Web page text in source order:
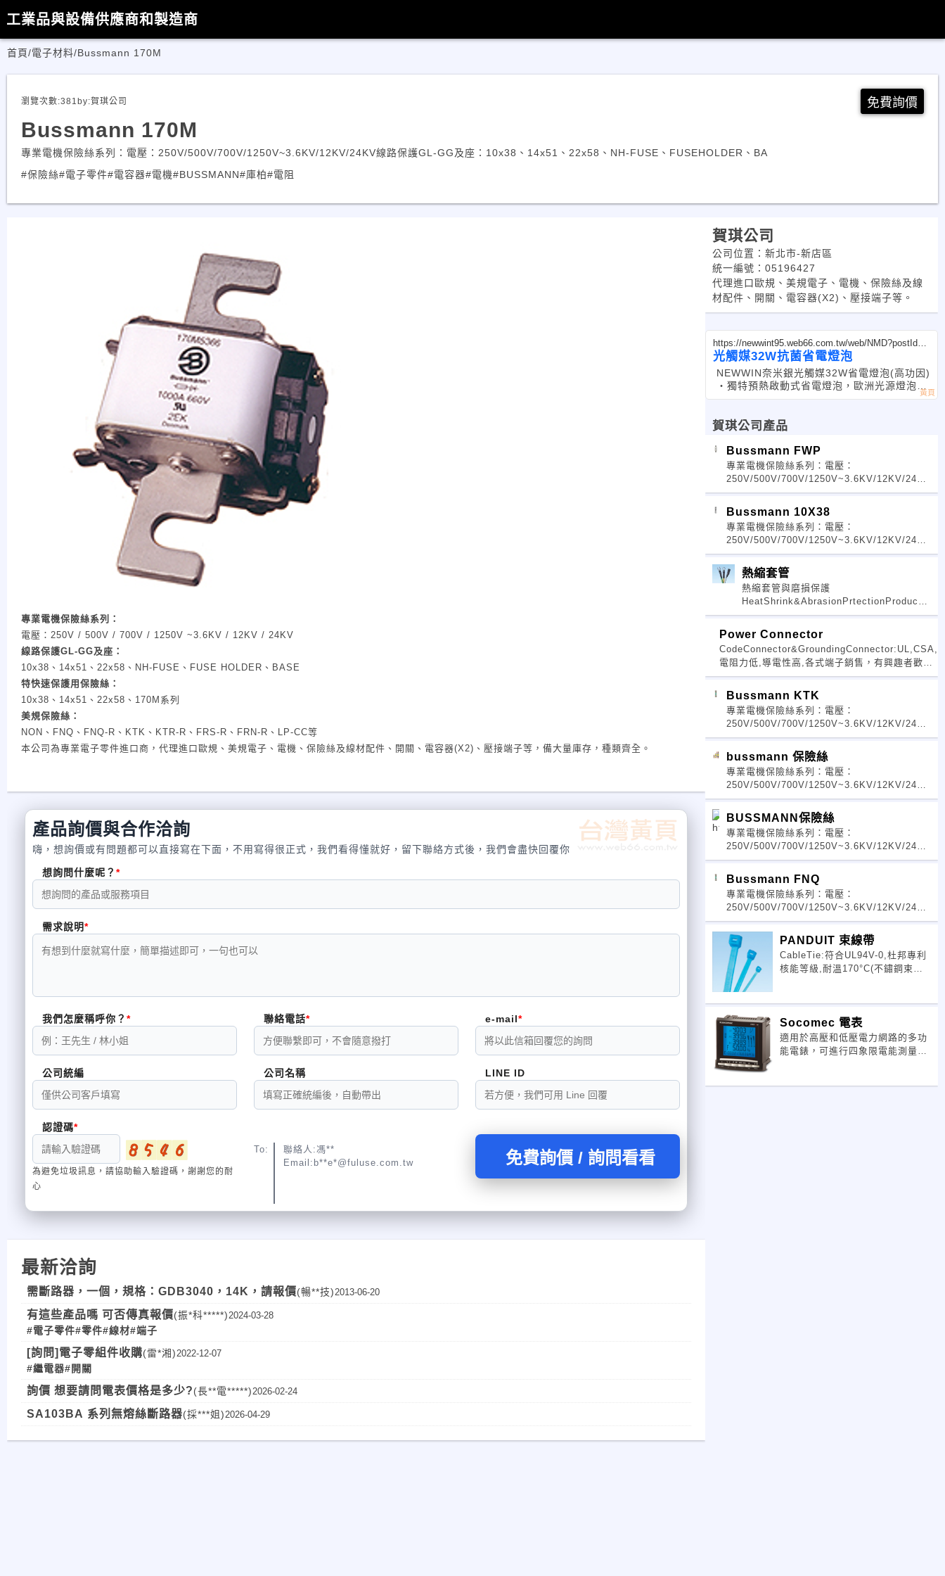
工業品與設備供應商和製造商
首頁/電子材料/Bussmann 170M
瀏覽次數:381 by:賀琪公司 免費詢價
Bussmann 170M
專業電機保險絲系列：電壓：250V/500V/700V/1250V~3.6KV/12KV/24KV線路保護GL-GG及座：10x38、14x51、22x58、NH-FUSE、FUSEHOLDER、BA
#保險絲#電子零件#電容器#電機#BUSSMANN#庫柏#電阻
專業電機保險絲系列：
電壓： 250V / 500V / 700V / 1250V ~3.6KV / 12KV / 24KV
線路保護GL-GG及座：
10x38 、 14x51 、 22x58 、 NH-FUSE 、 FUSE HOLDER 、 BASE
特快速保護用保險絲：
10x38 、 14x51 、 22x58 、 170M 系列
美規保險絲：
NON 、 FNQ 、 FNQ-R 、 KTK 、 KTR-R 、 FRS-R 、 FRN-R 、 LP-CC等
本公司為專業電子零件進口商，代理進口歐規、美規電子、電機、保險絲及線材配件、開關、電容器(X2) 、壓接端子等，備大量庫存，種類齊全。
產品詢價與合作洽詢
嗨，想詢價或有問題都可以直接寫在下面，不用寫得很正式，我們看得懂就好，留下聯絡方式後，我們會盡快回覆你
想詢問什麼呢？
需求說明
我們怎麼稱呼你？ 聯絡電話 e-mail
公司統編 公司名稱 LINE ID
認證碼
為避免垃圾訊息，請協助輸入驗證碼，謝謝您的耐
心
To:
聯絡人:馮**
Email:b**e*@fuluse.com.tw
免費詢價 / 詢問看看
最新洽詢
需斷路器，一個，規格：GDB3040，14K，請報價(暢**技) 2013-06-20
有這些產品嗎 可否傳真報價(振*科*****) 2024-03-28
#電子零件#零件#線材#端子
[詢問]電子零組件收購(雷*湘) 2022-12-07
#繼電器#開關
詢價 想要請問電表價格是多少?(長**電*****) 2026-02-24
SA103BA 系列無熔絲斷路器(採***姐) 2026-04-29
賀琪公司
公司位置：新北市-新店區
統一編號：05196427
代理進口歐規、美規電子、電機、保險絲及線
材配件、開關、電容器(X2)、壓接端子等。
https://newwint95.web66.com.tw/web/NMD?postId=3
63826
光觸媒32W抗菌省電燈泡
廠特有啟動方式具有保 護燈絲延長使用壽命之
賀琪公司產品
Bussmann FWP
專業電機保險絲系列：電壓：
250V/500V/700V/1250V~3.6KV/12KV/24KV
線路保護GL-GG及座：10x38、14x51、
22x58、NH-FUSE、FUSEHOLDER、BA
Bussmann 10X38
專業電機保險絲系列：電壓：
250V/500V/700V/1250V~3.6KV/12KV/24KV
線路保護GL-GG及座：10x38、14x51、
22x58、NH-FUSE、FUSEHOLDER、BA
熱縮套管
熱縮套管與磨損保護
HeatShrink&AbrasionPrtectionProducts:
有保護、捆扎、及標示的作用，我司代理
歐.美規電子電機產品，有興趣者歡迎來電
恰談
Power Connector
CodeConnector&GroundingConnector:UL,CSA,
電阻力低,導電性高,各式端子銷售，有興趣者歡迎
恰談。
Bussmann KTK
專業電機保險絲系列：電壓：
250V/500V/700V/1250V~3.6KV/12KV/24KV
特快速保護用保險絲：10x38、14x51、
22x58、170M系列線路保護GL-GG及座：
10x38
bussmann 保險絲
專業電機保險絲系列：電壓：
250V/500V/700V/1250V~3.6KV/12KV/24KV
特快速保護用保險絲：10x38、14x51、
22x58、170M系列線路保護GL-GG及座：
10x38
BUSSMANN保險絲
專業電機保險絲系列：電壓：
250V/500V/700V/1250V~3.6KV/12KV/24KV
特快速保護用保險絲：10x38、14x51、
22x58、170M系列線路保護GL-GG及座：
10x38
Bussmann FNQ
專業電機保險絲系列：電壓：
250V/500V/700V/1250V~3.6KV/12KV/24KV
線路保護GL-GG及座：10x38、14x51、
22x58、NH-FUSE、FUSEHOLDER、BA
PANDUIT 束線帶
CableTie:符合UL94V-0,杜邦專利
核能等級,耐溫170°C(不鏽鋼束線
Socomec 電表
適用於高壓和低壓電力網路的多功
能電錶，可進行四象限電能測量，